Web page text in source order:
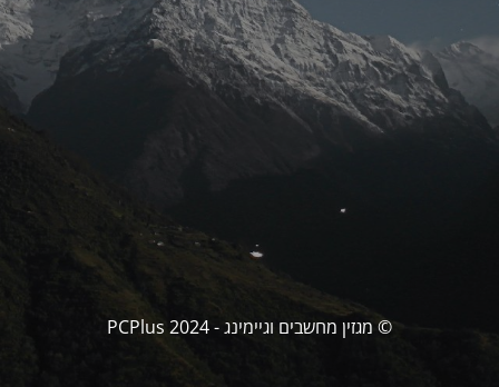
© מגזין מחשבים וגיימינג - PCPlus 2024